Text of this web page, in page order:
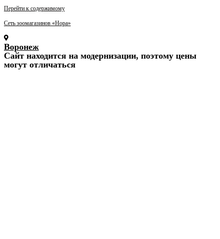
Перейти к содержимому
Сеть зоомагазинов «Нора»
Воронеж
Cайт находится на модернизации, поэтому цены
могут отличаться